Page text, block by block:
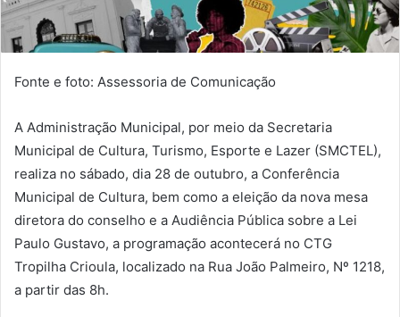
Fonte e foto: Assessoria de Comunicação
A Administração Municipal, por meio da Secretaria
Municipal de Cultura, Turismo, Esporte e Lazer (SMCTEL),
realiza no sábado, dia 28 de outubro, a Conferência
Municipal de Cultura, bem como a eleição da nova mesa
diretora do conselho e a Audiência Pública sobre a Lei
Paulo Gustavo, a programação acontecerá no CTG
Tropilha Crioula, localizado na Rua João Palmeiro, Nº 1218,
a partir das 8h.